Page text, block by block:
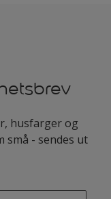
husfarger og
små - sendes ut